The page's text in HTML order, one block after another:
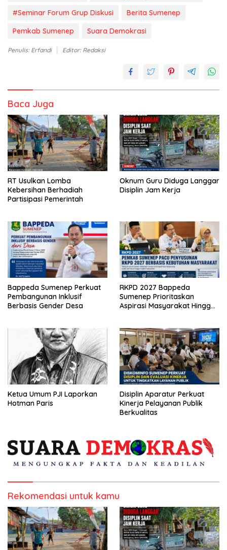
#Seminar Forum Grup Diskusi
Berita Sumenep
Pemkab Sumenep
Suara Demokrasi
Penulis: Erfandi Editor: Redaksi
Baca Juga
RT Usulkan Lomba
Kebersihan Berhadiah
Partisipasi Pemerintah
Oknum Guru Diduga Langgar
Disiplin Jam Kerja
Bappeda Sumenep Perkuat
Pembangunan Inklusif
Berbasis Gender Desa
RKPD 2027 Bappeda
Sumenep Prioritaskan
Aspirasi Masyarakat Hingga
Ketua Umum PJI Laporkan
Hotman Paris
Disiplin Aparatur Perkuat
Kinerja Pelayanan Publik
Berkualitas
Rekomendasi untuk kamu